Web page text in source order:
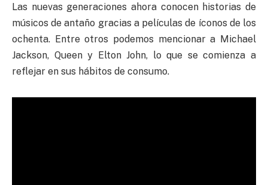
Las nuevas generaciones ahora conocen historias de
músicos de antaño gracias a películas de íconos de los
ochenta. Entre otros podemos mencionar a Michael
Jackson, Queen y Elton John, lo que se comienza a
reflejar en sus hábitos de consumo.